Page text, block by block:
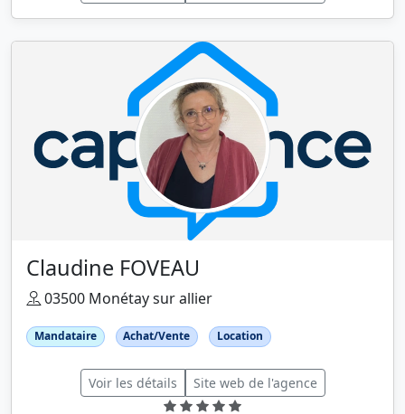
Claudine FOVEAU
03500 Monétay sur allier
Mandataire Achat/Vente Location
Voir les détails Site web de l'agence